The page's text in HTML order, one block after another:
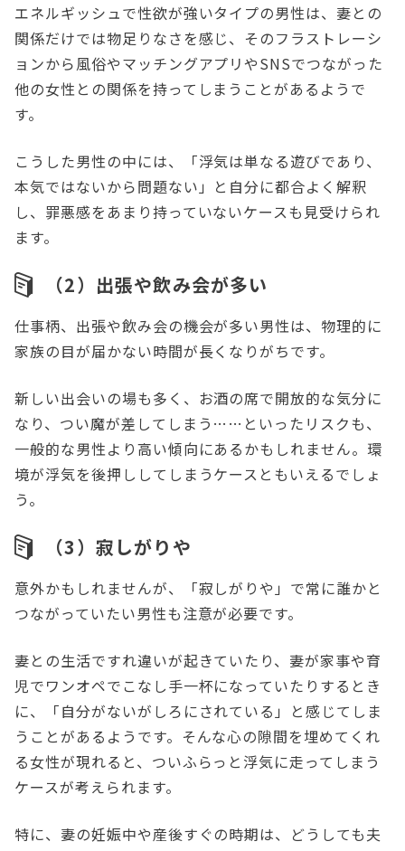
エネルギッシュで性欲が強いタイプの男性は、妻との
関係だけでは物足りなさを感じ、そのフラストレーシ
ョンから風俗やマッチングアプリやSNSでつながった
他の女性との関係を持ってしまうことがあるようで
す。
こうした男性の中には、「浮気は単なる遊びであり、
本気ではないから問題ない」と自分に都合よく解釈
し、罪悪感をあまり持っていないケースも見受けられ
ます。
（2）出張や飲み会が多い
仕事柄、出張や飲み会の機会が多い男性は、物理的に
家族の目が届かない時間が長くなりがちです。
新しい出会いの場も多く、お酒の席で開放的な気分に
なり、つい魔が差してしまう……といったリスクも、
一般的な男性より高い傾向にあるかもしれません。環
境が浮気を後押ししてしまうケースともいえるでしょ
う。
（3）寂しがりや
意外かもしれませんが、「寂しがりや」で常に誰かと
つながっていたい男性も注意が必要です。
妻との生活ですれ違いが起きていたり、妻が家事や育
児でワンオペでこなし手一杯になっていたりするとき
に、「自分がないがしろにされている」と感じてしま
うことがあるようです。そんな心の隙間を埋めてくれ
る女性が現れると、ついふらっと浮気に走ってしまう
ケースが考えられます。
特に、妻の妊娠中や産後すぐの時期は、どうしても夫